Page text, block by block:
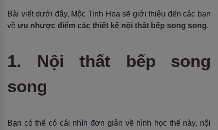
Bài viết dưới đây, Mộc Tinh Hoa sẽ giới thiệu đến các bạn
về ưu nhược điểm các thiết kế nội thất bếp song song.
1. Nội thất bếp song
song
Bạn có thể có cái nhìn đơn giản về hình học thế này, nội